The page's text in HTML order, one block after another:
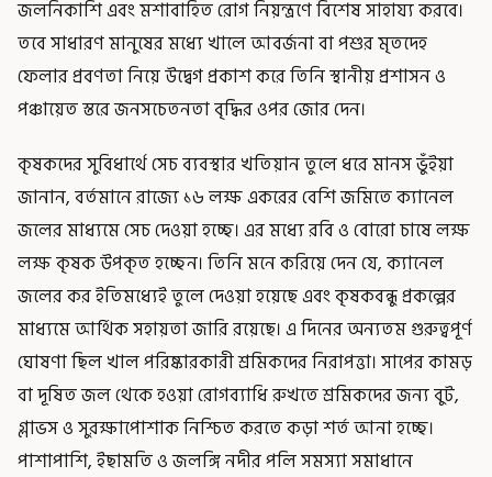
জলনিকাশি এবং মশাবাহিত রোগ নিয়ন্ত্রণে বিশেষ সাহায্য করবে।
তবে সাধারণ মানুষের মধ্যে খালে আবর্জনা বা পশুর মৃতদেহ
ফেলার প্রবণতা নিয়ে উদ্বেগ প্রকাশ করে তিনি স্থানীয় প্রশাসন ও
পঞ্চায়েত স্তরে জনসচেতনতা বৃদ্ধির ওপর জোর দেন।
কৃষকদের সুবিধার্থে সেচ ব্যবস্থার খতিয়ান তুলে ধরে মানস ভুঁইয়া
জানান, বর্তমানে রাজ্যে ১৬ লক্ষ একরের বেশি জমিতে ক্যানেল
জলের মাধ্যমে সেচ দেওয়া হচ্ছে। এর মধ্যে রবি ও বোরো চাষে লক্ষ
লক্ষ কৃষক উপকৃত হচ্ছেন। তিনি মনে করিয়ে দেন যে, ক্যানেল
জলের কর ইতিমধ্যেই তুলে দেওয়া হয়েছে এবং কৃষকবন্ধু প্রকল্পের
মাধ্যমে আর্থিক সহায়তা জারি রয়েছে। এ দিনের অন্যতম গুরুত্বপূর্ণ
ঘোষণা ছিল খাল পরিষ্কারকারী শ্রমিকদের নিরাপত্তা। সাপের কামড়
বা দূষিত জল থেকে হওয়া রোগব্যাধি রুখতে শ্রমিকদের জন্য বুট,
গ্লাভস ও সুরক্ষাপোশাক নিশ্চিত করতে কড়া শর্ত আনা হচ্ছে।
পাশাপাশি, ইছামতি ও জলঙ্গি নদীর পলি সমস্যা সমাধানে